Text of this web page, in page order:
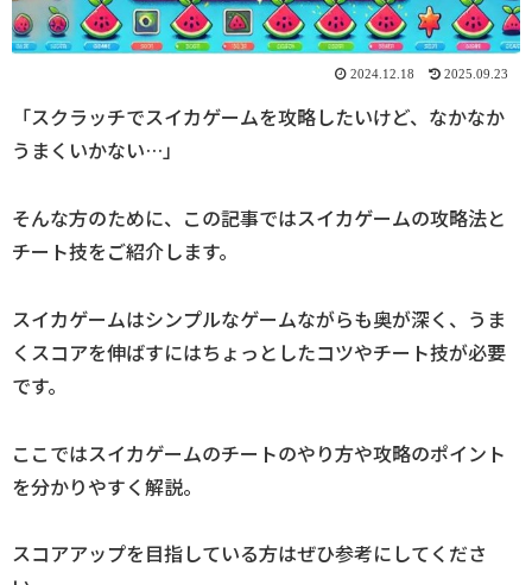
2024.12.18 2025.09.23
「スクラッチでスイカゲームを攻略したいけど、なかなか
うまくいかない…」
そんな方のために、この記事ではスイカゲームの攻略法と
チート技をご紹介します。
スイカゲームはシンプルなゲームながらも奥が深く、うま
くスコアを伸ばすにはちょっとしたコツやチート技が必要
です。
ここではスイカゲームのチートのやり方や攻略のポイント
を分かりやすく解説。
スコアアップを目指している方はぜひ参考にしてくださ